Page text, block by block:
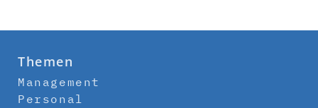
Themen
Management
Personal